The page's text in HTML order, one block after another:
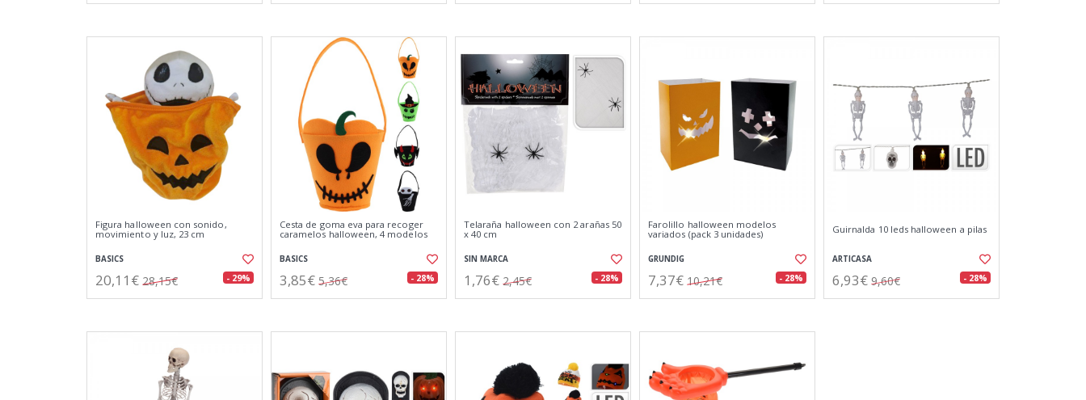
Figura halloween con sonido,
movimiento y luz, 23 cm
BASICS
20,11€ 28,15€ - 29%
Cesta de goma eva para recoger
caramelos halloween, 4 modelos
BASICS
3,85€ 5,36€ - 28%
Telaraña halloween con 2 arañas 50
x 40 cm
SIN MARCA
1,76€ 2,45€ - 28%
Farolillo halloween modelos
variados (pack 3 unidades)
GRUNDIG
7,37€ 10,21€ - 28%
Guirnalda 10 leds halloween a pilas
ARTICASA
6,93€ 9,60€ - 28%